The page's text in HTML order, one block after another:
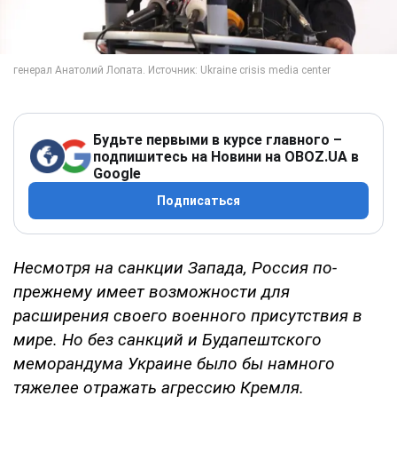
Будьте первыми в курсе главного –
подпишитесь на Новини на OBOZ.UA в
Google
Подписаться
Несмотря на санкции Запада, Россия по-
прежнему имеет возможности для
расширения своего военного присутствия в
мире. Но без санкций и Будапештского
меморандума Украине было бы намного
тяжелее отражать агрессию Кремля.